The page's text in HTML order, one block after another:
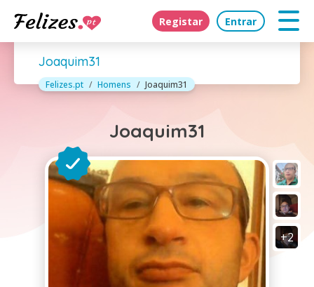
Registar Entrar
Joaquim31
Felizes.pt Homens Joaquim31
Joaquim31
+2